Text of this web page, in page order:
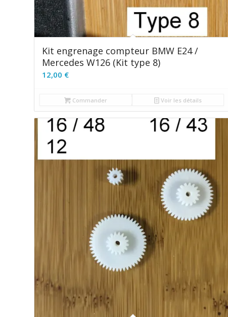
Kit engrenage compteur BMW E24 /
Mercedes W126 (Kit type 8)
12,00 €
Commander Voir les détails